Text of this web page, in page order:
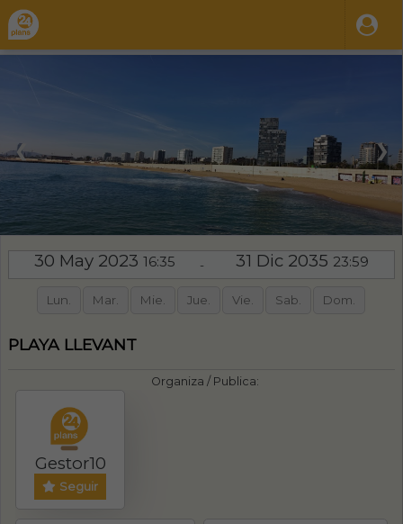
❮ ❯
30 May 2023 16:35 - 31 Dic 2035 23:59
Lun. Mar. Mie. Jue. Vie. Sab. Dom.
PLAYA LLEVANT
Organiza / Publica:
Gestor10
Seguir